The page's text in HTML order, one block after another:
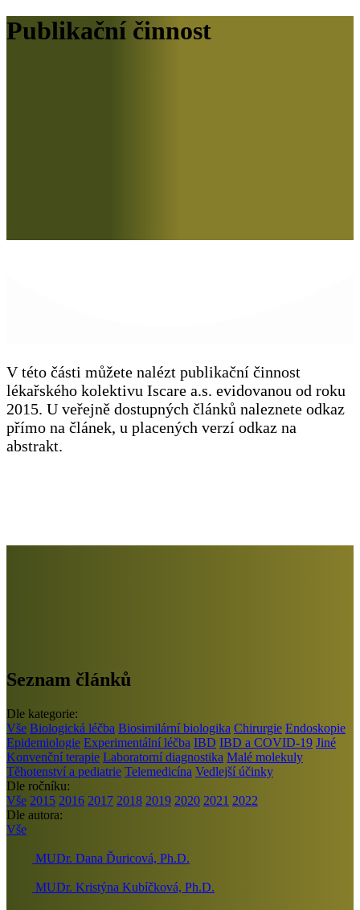
Publikační činnost
V této části můžete nalézt publikační činnost
lékařského kolektivu Iscare a.s. evidovanou od roku
2015. U veřejně dostupných článků naleznete odkaz
přímo na článek, u placených verzí odkaz na
abstrakt.
Seznam článků
Dle kategorie:
Vše Biologická léčba Biosimilární biologika Chirurgie Endoskopie
Epidemiologie Experimentální léčba IBD IBD a COVID-19 Jiné
Konvenční terapie Laboratorní diagnostika Malé molekuly
Těhotenství a pediatrie Telemedicína Vedlejší účinky
Dle ročníku:
Vše 2015 2016 2017 2018 2019 2020 2021 2022
Dle autora:
Vše
MUDr. Dana Ďuricová, Ph.D.
MUDr. Kristýna Kubíčková, Ph.D.